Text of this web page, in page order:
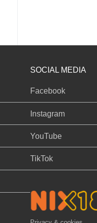
SOCIAL MEDIA
Facebook
Instagram
YouTube
TikTok